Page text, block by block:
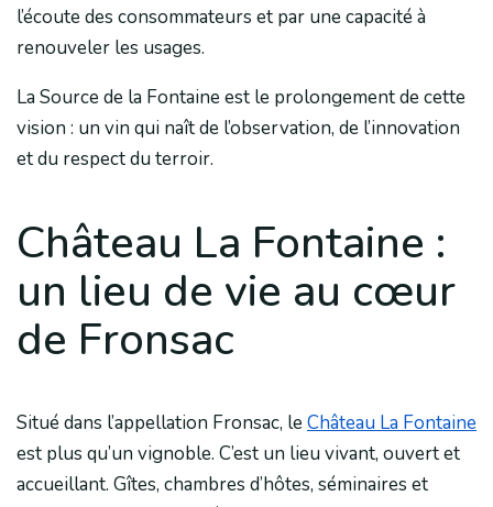
l’écoute des consommateurs et par une capacité à
renouveler les usages.
La Source de la Fontaine est le prolongement de cette
vision : un vin qui naît de l’observation, de l’innovation
et du respect du terroir.
Château La Fontaine :
un lieu de vie au cœur
de Fronsac
Situé dans l’appellation Fronsac, leChâteau La Fontaine
est plus qu’un vignoble. C’est un lieu vivant, ouvert et
accueillant. Gîtes, chambres d’hôtes, séminaires et